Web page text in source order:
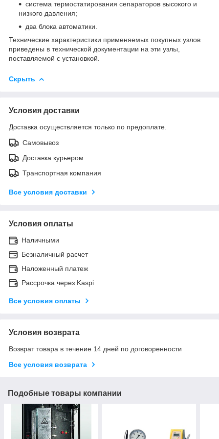
система термостатирования сепараторов высокого и
низкого давления;
два блока автоматики.
Технические характеристики применяемых покупных узлов
приведены в технической документации на эти узлы,
поставляемой с установкой.
Скрыть
Условия доставки
Доставка осуществляется только по предоплате.
Самовывоз
Доставка курьером
Транспортная компания
Все условия доставки
Условия оплаты
Наличными
Безналичный расчет
Наложенный платеж
Рассрочка через Kaspi
Все условия оплаты
Условия возврата
Возврат товара в течение 14 дней по договоренности
Все условия возврата
Подобные товары компании